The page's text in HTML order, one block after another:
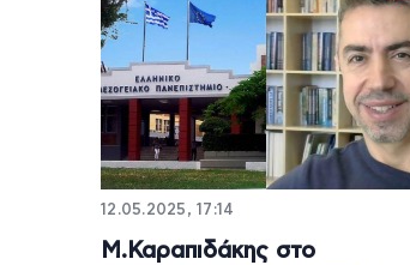
12.05.2025, 17:14
Μ.Καραπιδάκης στο